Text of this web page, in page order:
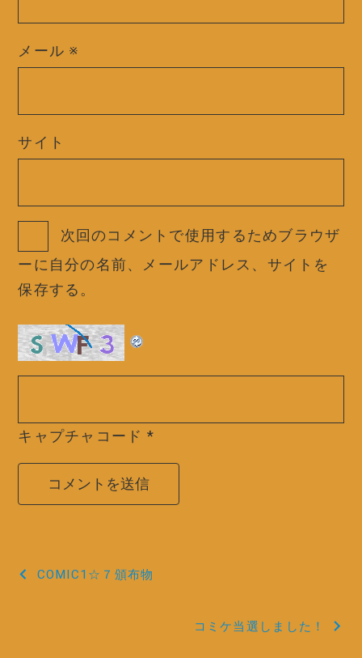
メール ※
サイト
次回のコメントで使用するためブラウザ
ーに自分の名前、メールアドレス、サイトを
保存する。
キャプチャコード *
投
COMIC1☆７頒布物
コミケ当選しました！